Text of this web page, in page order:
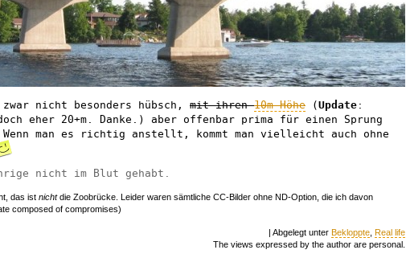
nicht besonders hübsch, mit ihren10m Höhe (Update :
eher 20+m. Danke.) aber offenbar prima für einen Sprung
man es richtig anstellt, kommt man vielleicht auch ohne
nicht im Blut gehabt.
das ist nichtdie Zoobrücke. Leider waren sämtliche CC-Bilder ohne ND-Option, die ich davon
composed of compromises)
| Abgelegt unter Bekloppte Real life
The views expressed by the author are personal.